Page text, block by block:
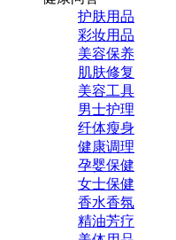
护肤用品
彩妆用品
美容保养
肌肤修复
美容工具
男士护理
纤体瘦身
健康调理
孕婴保健
女士保健
香水香氛
精油芳疗